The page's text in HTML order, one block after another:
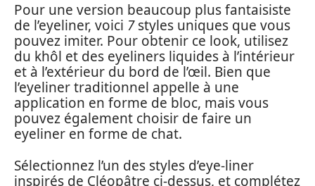
Pour une version beaucoup plus fantaisiste
de l’eyeliner, voici 7styles uniques que vous
pouvez imiter. Pour obtenir ce look, utilisez
du khôl et des eyeliners liquides à l’intérieur
et à l’extérieur du bord de l’œil. Bien que
l’eyeliner traditionnel appelle à une
application en forme de bloc, mais vous
pouvez également choisir de faire un
eyeliner en forme de chat.
Sélectionnez l’un des styles d’eye-liner
inspirés de Cléopâtre ci-dessus, et complétez